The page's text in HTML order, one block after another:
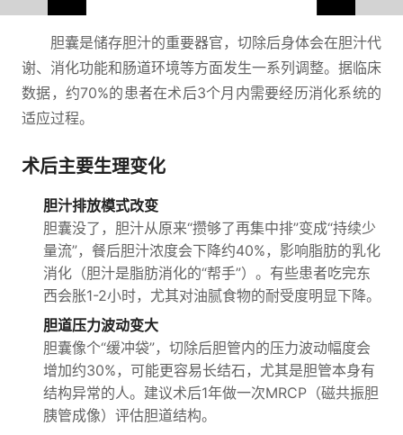
胆囊是储存胆汁的重要器官，切除后身体会在胆汁代
谢、消化功能和肠道环境等方面发生一系列调整。据临床
数据，约70%的患者在术后3个月内需要经历消化系统的
适应过程。
术后主要生理变化
胆汁排放模式改变
胆囊没了，胆汁从原来“攒够了再集中排”变成“持续少
量流”，餐后胆汁浓度会下降约40%，影响脂肪的乳化
消化（胆汁是脂肪消化的“帮手”）。有些患者吃完东
西会胀1-2小时，尤其对油腻食物的耐受度明显下降。
胆道压力波动变大
胆囊像个“缓冲袋”，切除后胆管内的压力波动幅度会
增加约30%，可能更容易长结石，尤其是胆管本身有
结构异常的人。建议术后1年做一次MRCP（磁共振胆
胰管成像）评估胆道结构。